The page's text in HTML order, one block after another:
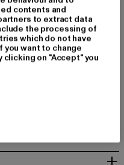
contents and
to extract data
the processing of
which do not have
you want to change
on "Accept" you